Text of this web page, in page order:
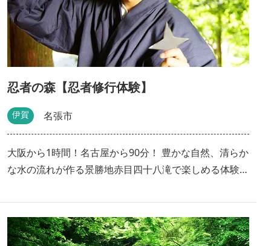
忍者の森【忍者修行体験】
伊賀 名張市
大阪から1時間！名古屋から90分！ 豊かな自然、清らか
な水の流れが作る景勝地赤目四十八滝で楽しめる体験ツ
OK！ 現代社会にもその知恵が生きる、忍術の奥義を極
めよう！忍者衣装を身にまとい、高い壁を登ったり、バ
ランスを取りながらロープを渡ったり、壁伝いに移動し